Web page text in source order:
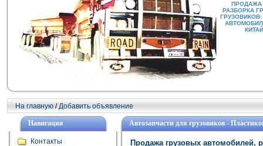
ПРОДАЖА
РАЗБОРКА
На главную /Добавить объявление
Навигация
Контакты
Автозапчасти для грузовиков -
Продажа грузовых автомобилей,